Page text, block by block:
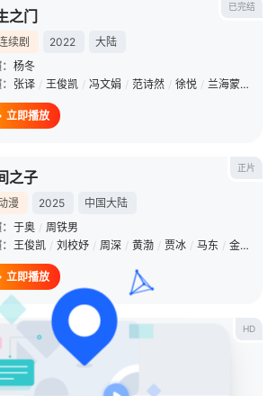
已完结
之门
续剧 2022
大陆
杨冬
张译 / 王俊凯 / 冯文娟 / 范诗然 / 徐悦 / 兰海蒙 /
立即播放
正片
之子
漫 2025
中国大陆
于奥 / 周铁男
王俊凯 / 刘校妤 / 周深 / 黄渤 / 贾冰 / 马东 / 金靖
立即播放
HD
行动
影
中国大陆
：林超贤